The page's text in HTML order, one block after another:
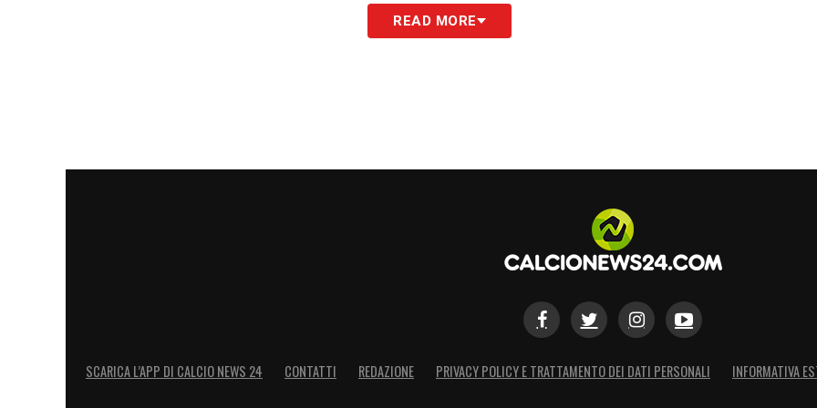
READ MORE
SCARICA L’APP DI CALCIO NEWS 24 CONTATTI REDAZIONE PRIVACY POLICY E TRATTAMENTO DEI DATI PERSONALI INFORMATIVA